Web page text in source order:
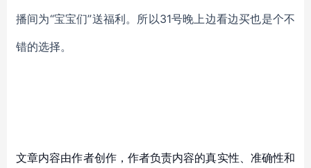
播间为“宝宝们”送福利。所以31号晚上边看边买也是个不
错的选择。
文章内容由作者创作，作者负责内容的真实性、准确性和